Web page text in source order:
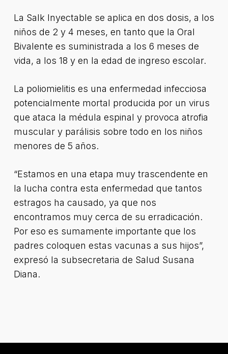
La Salk Inyectable se aplica en dos dosis, a los
niños de 2 y 4 meses, en tanto que la Oral
Bivalente es suministrada a los 6 meses de
vida, a los 18 y en la edad de ingreso escolar.
La poliomielitis es una enfermedad infecciosa
potencialmente mortal producida por un virus
que ataca la médula espinal y provoca atrofia
muscular y parálisis sobre todo en los niños
menores de 5 años.
“Estamos en una etapa muy trascendente en
la lucha contra esta enfermedad que tantos
estragos ha causado, ya que nos
encontramos muy cerca de su erradicación.
Por eso es sumamente importante que los
padres coloquen estas vacunas a sus hijos”,
expresó la subsecretaria de Salud Susana
Diana.